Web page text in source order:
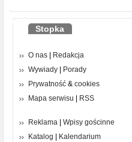
Stopka
O nas | Redakcja
Wywiady | Porady
Prywatność & cookies
Mapa serwisu | RSS
Reklama | Wpisy gościnne
Katalog | Kalendarium